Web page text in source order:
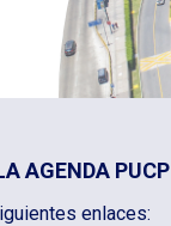
AGENDA PUCP
enlaces: